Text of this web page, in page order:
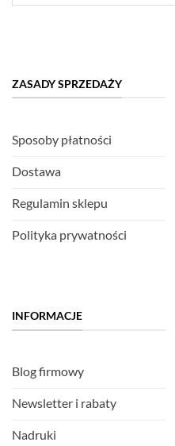
ZASADY SPRZEDAŻY
Sposoby płatności
Dostawa
Regulamin sklepu
Polityka prywatności
INFORMACJE
Blog firmowy
Newsletter i rabaty
Nadruki